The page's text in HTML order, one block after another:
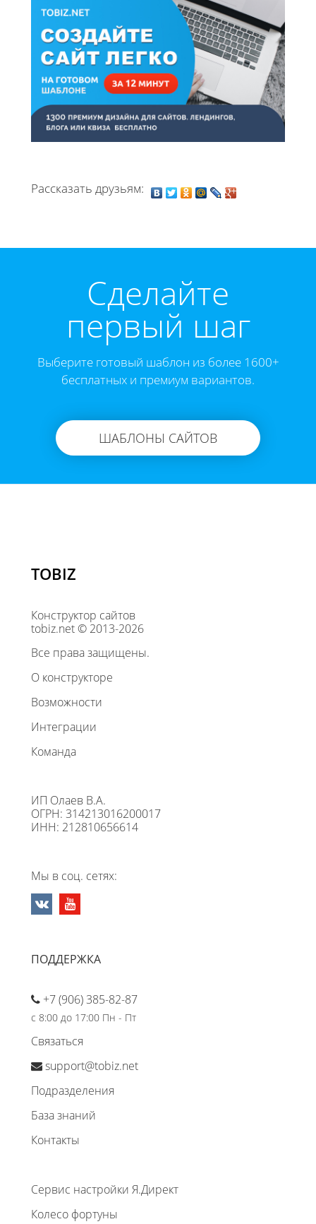
Рассказать друзьям:
Cделайте
первый шаг
Выберите готовый шаблон из более 1600+
бесплатных и премиум вариантов.
ШАБЛОНЫ САЙТОВ
TOBIZ
Конструктор сайтов
tobiz.net © 2013-2026
Все права защищены.
О конструкторе
Возможности
Интеграции
Команда
ИП Олаев В.А.
ОГРН: 314213016200017
ИНН: 212810656614
Мы в соц. сетях:
ПОДДЕРЖКА
+7 (906) 385-82-87
с 8:00 до 17:00 Пн - Пт
Связаться
support@tobiz.net
Подразделения
База знаний
Контакты
Сервис настройки Я.Директ
Колесо фортуны